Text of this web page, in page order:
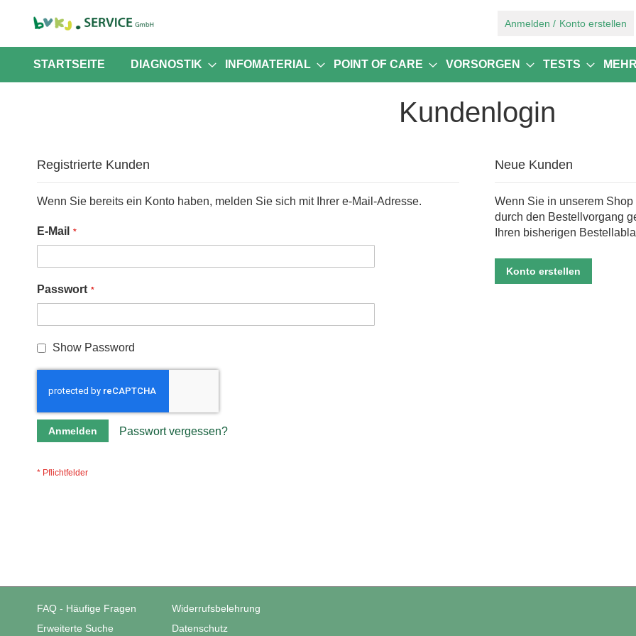
Zum
springen
Anmelden Konto erstellen
STARTSEITE DIAGNOSTIK INFOMATERIAL POINT OF CARE VORSORGEN TESTS MEHR
Kundenlogin
Registrierte Kunden
Wenn Sie bereits ein Konto haben, melden Sie sich mit Ihrer e-Mail-Adresse.
E-Mail
Passwort
Show Password
Anmelden Passwort vergessen?
Neue Kunden
Wenn Sie in unserem
durch den Bestellvorgang
Ihren bisherigen
Konto erstellen
FAQ - Häufige Fragen
Erweiterte Suche
Widerrufsbelehrung
Datenschutz